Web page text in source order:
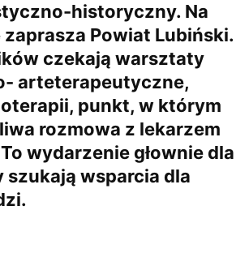
historyczny. Na
Powiat Lubiński.
czekają warsztaty
arteterapeutyczne,
punkt, w którym
rozmowa z lekarzem
wydarzenie głownie dla
wsparcia dla